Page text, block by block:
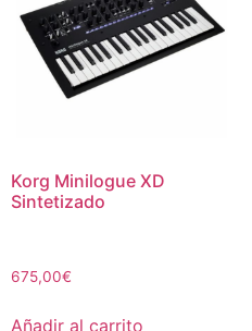
Korg Minilogue XD
Sintetizado
675,00€
Añadir al carrito